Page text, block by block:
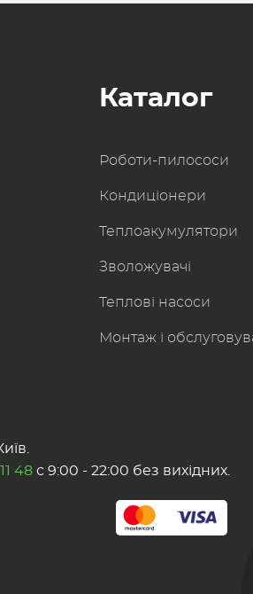
Каталог
Роботи-пилоcоси
Кондиціонери
Теплоакумулятори
Зволожувачі
Теплові насоси
Монтаж і
48 с 9:00 - 22:00 без вихідних.